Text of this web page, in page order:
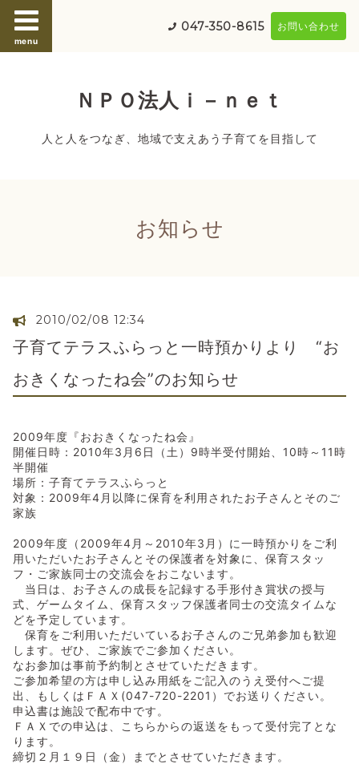
menu
047-350-8615 お問い合わせ
ＮＰＯ法人ｉ－ｎｅｔ
人と人をつなぎ、地域で支えあう子育てを目指して
お知らせ
2010/02/08 12:34
子育てテラスふらっと一時預かりより “お
おきくなったね会”のお知らせ
2009年度『おおきくなったね会』
開催日時：2010年3月6日（土）9時半受付開始、10時～11時
半開催
場所：子育てテラスふらっと
対象：2009年4月以降に保育を利用されたお子さんとそのご
家族
2009年度（2009年4月～2010年3月）に一時預かりをご利
用いただいたお子さんとその保護者を対象に、保育スタッ
フ・ご家族同士の交流会をおこないます。
当日は、お子さんの成長を記録する手形付き賞状の授与
式、ゲームタイム、保育スタッフ保護者同士の交流タイムな
どを予定しています。
保育をご利用いただいているお子さんのご兄弟参加も歓迎
します。ぜひ、ご家族でご参加ください。
なお参加は事前予約制とさせていただきます。
ご参加希望の方は申し込み用紙をご記入のうえ受付へご提
出、もしくはＦＡＸ(047-720-2201）でお送りください。
申込書は施設で配布中です。
ＦＡＸでの申込は、こちらからの返送をもって受付完了とな
ります。
締切２月１９日（金）までとさせていただきます。